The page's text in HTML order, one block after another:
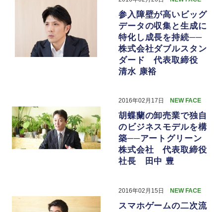
参入障壁が高いビッグ
データの収集と生成に
特化し成長を持続──
株式会社ダブルスタン
ダード 代表取締役
清水 康裕
2016年02月17日 NEW FACE
胡蝶蘭の卸売業で独自
のビジネスモデルを構
築──アートグリーン
株式会社 代表取締役
社長 田中 豊
2016年02月15日 NEW FACE
スマホゲームの二次流